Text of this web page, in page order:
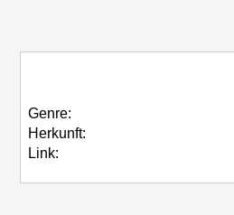
Genre:
Herkunft:
Link: